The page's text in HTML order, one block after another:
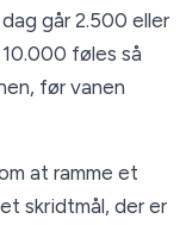
går 2.500 eller
føles så
før vanen
at ramme et
skridtmål, der er